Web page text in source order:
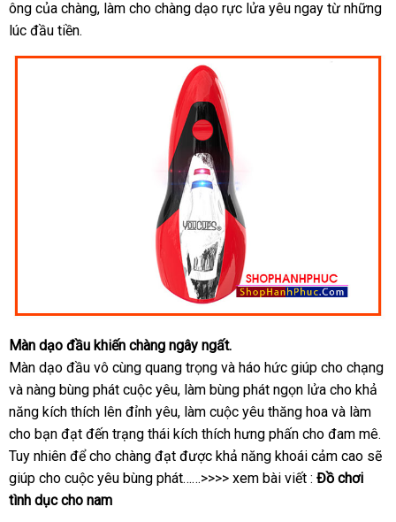
mãi
ông online
của chàngđăng
, làm cho chàng dạo rực lửa yêu ngay từ giảm
những
lúc đầu tiền.
Màn dạo đầu khiến chàng ngây ngất.
Màn dạo đầu vô cùng quang trọng báo
giá
và háo hức giúp cho chạng
và nàng bùng phát cuộc yêurẻ
nhất
, làm bùng phát ngọn lửa cho khả
năng kích thích lên đỉnh yêunội
địa
, làm cuộc yêu thăng hoa sản
xuất
và làm
cho bạn đạt đến trạng thái kích thích hưng phấn cho đam mêbỏ
sỉ
.
Tuy nhiên chất
lượng
để cho chàng đạt thương
hiệu
được khả năng khoái cảm cao giá
sẽ
giúp cho cuộc yêu bùng phát……>>>> xem bài viết : Đồ chơi
tình dục cho nam